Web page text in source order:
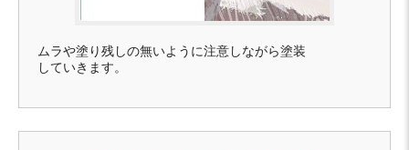
ムラや塗り残しの無いように注意しながら塗装
していきます。